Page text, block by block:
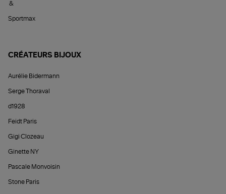
&
Sportmax
CRÉATEURS BIJOUX
Aurélie Bidermann
Serge Thoraval
d1928
Feidt Paris
Gigi Clozeau
Ginette NY
Pascale Monvoisin
Stone Paris